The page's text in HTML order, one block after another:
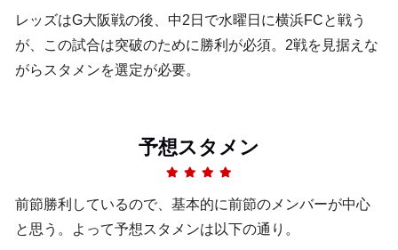
レッズはG大阪戦の後、中2日で水曜日に横浜FCと戦う
が、この試合は突破のために勝利が必須。2戦を見据えな
がらスタメンを選定が必要。
予想スタメン
前節勝利しているので、基本的に前節のメンバーが中心
と思う。よって予想スタメンは以下の通り。